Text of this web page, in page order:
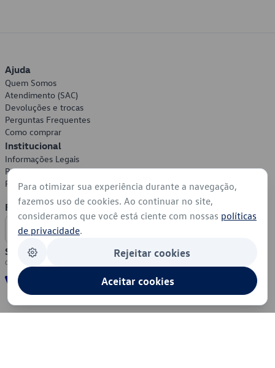
Ajuda
Quem Somos
Atendimento (SAC)
Devoluções e trocas
Perguntas Frequentes
Como comprar
Institucional
Informações Legais
Política de Privacidade
Política de Cookies
Formas de Pagamento
Segurança
Para otimizar sua experiência durante a navegação,
fazemos uso de cookies. Ao continuar no site,
consideramos que você está ciente com nossas políticas
de privacidade.
Rejeitar cookies
Aceitar cookies